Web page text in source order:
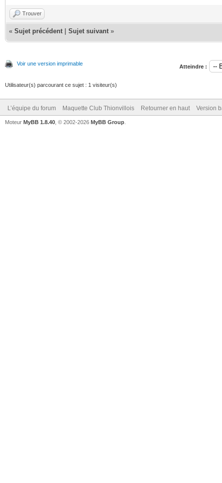
Trouver
« Sujet précédent Sujet suivant »
Voir une version imprimable Atteindre :
Utilisateur(s) parcourant ce sujet : 1 visiteur(s)
L’équipe du forum Maquette Club Thionvillois Retourner en haut Version
Moteur MyBB 1.8.40 , © 2002-2026 MyBB Group